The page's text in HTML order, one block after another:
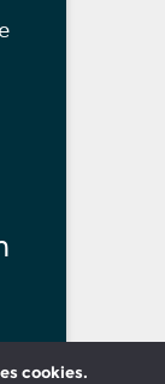
cookies.